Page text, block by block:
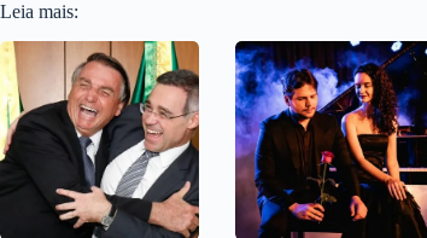
Leia mais: